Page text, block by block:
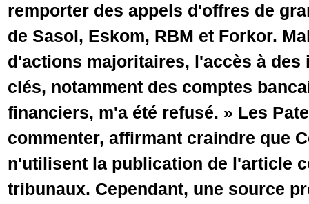
remporter des appels d'offres de
de Sasol, Eskom, RBM et Forkor.
d'actions majoritaires, l'accès à
clés, notamment des comptes
financiers, m'a été refusé. » Les
commenter, affirmant craindre que
n'utilisent la publication de l'article
tribunaux. Cependant, une source